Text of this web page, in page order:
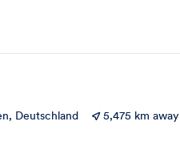
Deutschland
5,475 km away